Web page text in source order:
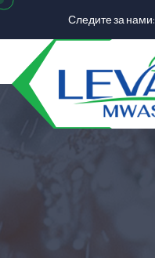
Следите за нами: